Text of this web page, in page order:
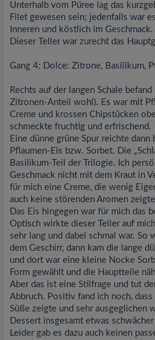
Unterhalb vom Püree lag das
Filet gewesen sein; jedenfalls war
Inneren und köstlich im Geschmack.
Dieser Teller war zurecht das
Gang 4: Dolce: Zitrone, Basilikum,
Rechts auf der langen Schale
Zitronen-Anteil wohl). Es war mit
Creme und krossen Chipstücken
schmeckte fruchtig und erfrischend.
Eine dünne grüne Spur reichte dann
Pflaumen-Eis bzw. Sorbet. Die
Basilikum-Teil der Trilogie. Ich
Geschmack nicht mit dem Kraut in
für mich eine Creme, die wenig
auch keine störenden Aromen
Das Eis hingegen war für mich das
Optisch wirkte dieser Teller auf
sehr lang und dabei schmal war. So
dem Geschirr, dann kam die lange
und dort war eine kleine Nocke
Form gewählt und die Hauptteile
Aber das ist eine Stilfrage und tut
Abbruch. Positiv fand ich noch,
Süße zeigte und sehr ausgeglichen
Dessert insgesamt etwas
Leider gab es dazu auch keinen